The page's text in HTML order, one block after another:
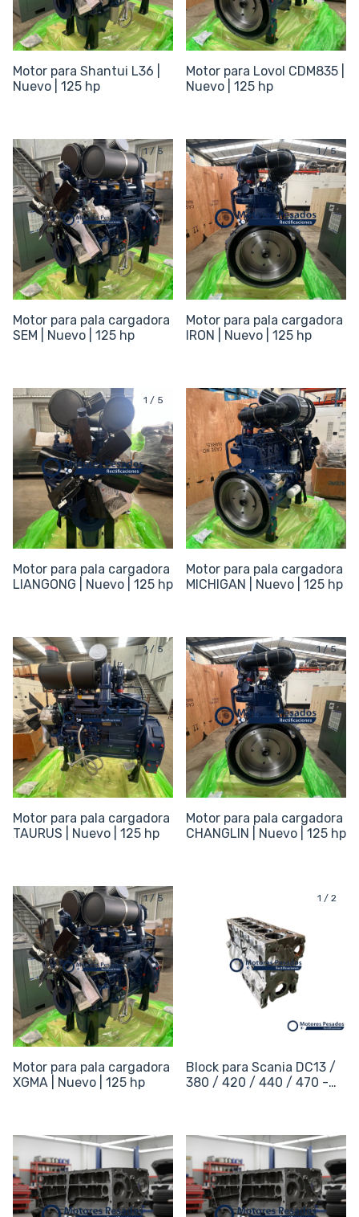
Motor para Shantui L36 |
Nuevo | 125 hp
Motor para Lovol CDM835 |
Nuevo | 125 hp
1/5
Motor para pala cargadora
SEM | Nuevo | 125 hp
1/5
Motor para pala cargadora
IRON | Nuevo | 125 hp
1 / 5
Motor para pala cargadora
LIANGONG | Nuevo | 125 hp
1/5
Motor para pala cargadora
MICHIGAN | Nuevo | 125 hp
1/5
Motor para pala cargadora
TAURUS | Nuevo | 125 hp
1/5
Motor para pala cargadora
CHANGLIN | Nuevo | 125 hp
1/5
Motor para pala cargadora
XGMA | Nuevo | 125 hp
1 / 2
Block para Scania DC13 /
380 / 420 / 440 / 470 -